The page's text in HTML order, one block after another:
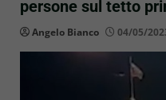
persone sul tetto
Angelo Bianco 04/05/